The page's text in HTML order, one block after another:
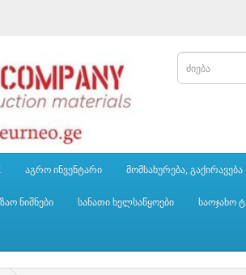
აგრო ინვენტარი მომსახურება, გაქირავება
ნიშნები სანათი ხელსაწყოები საოჯახო